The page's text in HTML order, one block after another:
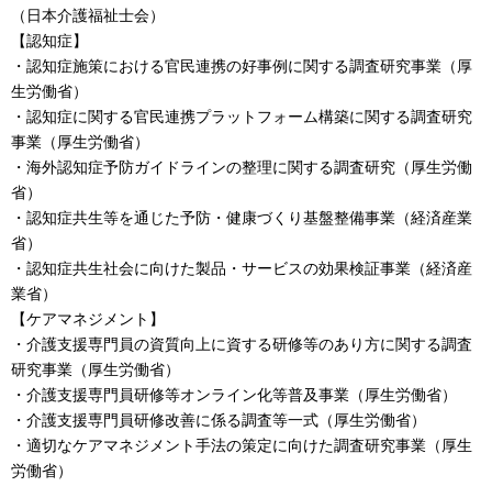
（日本介護福祉士会）
【認知症】
・認知症施策における官民連携の好事例に関する調査研究事業（厚
生労働省）
・認知症に関する官民連携プラットフォーム構築に関する調査研究
事業（厚生労働省）
・海外認知症予防ガイドラインの整理に関する調査研究（厚生労働
省）
・認知症共生等を通じた予防・健康づくり基盤整備事業（経済産業
省）
・認知症共生社会に向けた製品・サービスの効果検証事業（経済産
業省）
【ケアマネジメント】
・介護支援専門員の資質向上に資する研修等のあり方に関する調査
研究事業（厚生労働省）
・介護支援専門員研修等オンライン化等普及事業（厚生労働省）
・介護支援専門員研修改善に係る調査等一式（厚生労働省）
・適切なケアマネジメント手法の策定に向けた調査研究事業（厚生
労働省）